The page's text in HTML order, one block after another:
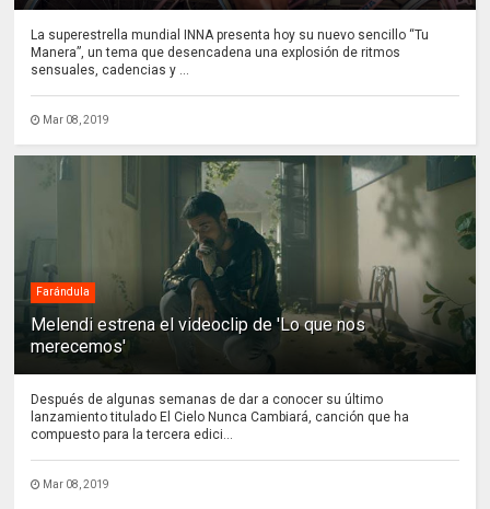
La superestrella mundial INNA presenta hoy su nuevo sencillo “Tu
Manera”, un tema que desencadena una explosión de ritmos
sensuales, cadencias y ...
Mar 08, 2019
Farándula
Melendi estrena el videoclip de 'Lo que nos
merecemos'
Después de algunas semanas de dar a conocer su último
lanzamiento titulado El Cielo Nunca Cambiará, canción que ha
compuesto para la tercera edici...
Mar 08, 2019